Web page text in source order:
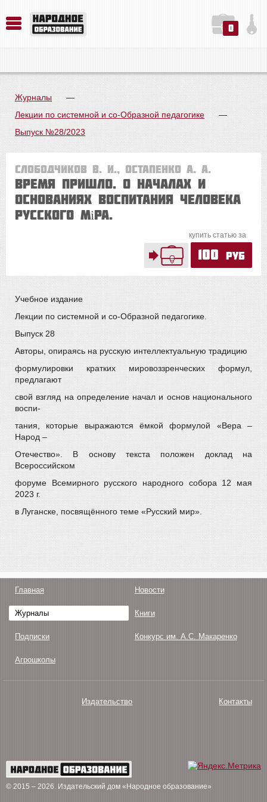
0
Журналы
—
Лекции по системной и со-Образной педагогике
—
Выпуск №28/2023
Слободчиков В. И., Остапенко А. А.
ВРЕМЯ ПРИШЛО. О началах и
основаниях воспитания человека
Русского міра.
купить статью за
100 руб
Учебное издание
Лекции по системной и со-Образной педагогике.
Выпуск 28
Авторы, опираясь на русскую интеллектуальную традицию
формулировки кратких мировоззренческих формул,
предлагают
свой взгляд на определение начал и основ национального
воспи-
тания, которые выражаются ёмкой формулой «Вера –
Народ –
Отечество». В основу текста положен доклад на
Всероссийском
форуме Всемирного русского народного собора 12 мая
2023 г.
в Луганске, посвящённого теме «Русский мир».
Главная Новости
Журналы Книги
Подписки Конкурс им. А.С. Макаренко
Агрошколы
Издательство Контакты
© 2015 – 2026. Издательский дом «Народное образование»